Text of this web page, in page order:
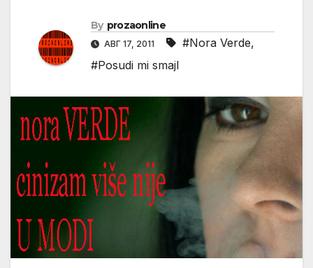
By prozaonline
АВГ 17, 2011 #Nora Verde,
#Posudi mi smajl